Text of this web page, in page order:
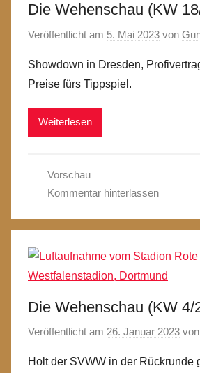
Die Wehenschau (KW
Veröffentlicht am 5. Mai 2023 von
Showdown in Dresden,
Preise fürs Tippspiel.
Weiterlesen
Vorschau
Kommentar hinterlassen
Die Wehenschau (KW 4/
Veröffentlicht am 26. Januar 2023 von
Holt der SVWW in der Rückrunde